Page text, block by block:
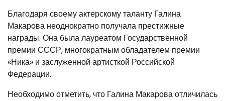
Благодаря своему актерскому таланту Галина
Макарова неоднократно получала престижные
награды. Она была лауреатом Государственной
премии СССР, многократным обладателем премии
«Ника» и заслуженной артисткой Российской
Федерации.
Необходимо отметить, что Галина Макарова отличилась